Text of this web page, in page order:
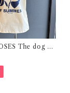
The dog da
unisex T-shirt